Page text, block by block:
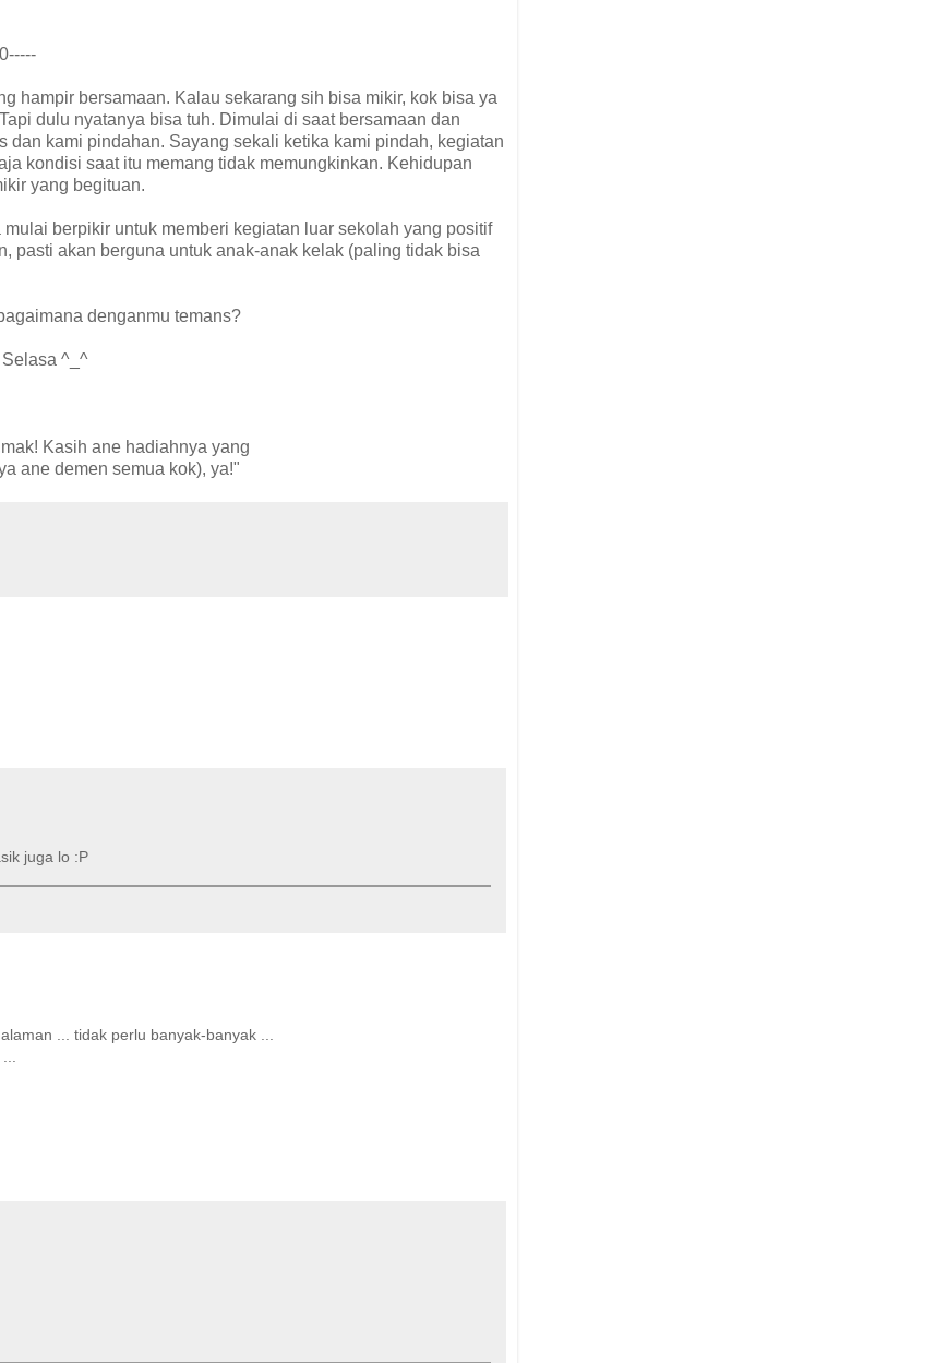
hampir bersamaan. Kalau sekarang sih bisa mikir, kok bisa ya
dulu nyatanya bisa tuh. Dimulai di saat bersamaan dan
dan kami pindahan. Sayang sekali ketika kami pindah, kegiatan
kondisi saat itu memang tidak memungkinkan. Kehidupan
yang begituan.
berpikir untuk memberi kegiatan luar sekolah yang positif
pasti akan berguna untuk anak-anak kelak (paling tidak bisa
denganmu temans?
^_^
Kasih ane hadiahnya yang
ane demen semua kok), ya!"
juga lo :P
... tidak perlu banyak-banyak ...